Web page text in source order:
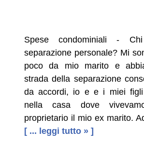
Spese condominiali -
separazione personale? Mi
poco da mio marito e
strada della separazione
da accordi, io e e i miei figli
nella casa dove
proprietario il mio ex marito.
[ ... leggi tutto » ]